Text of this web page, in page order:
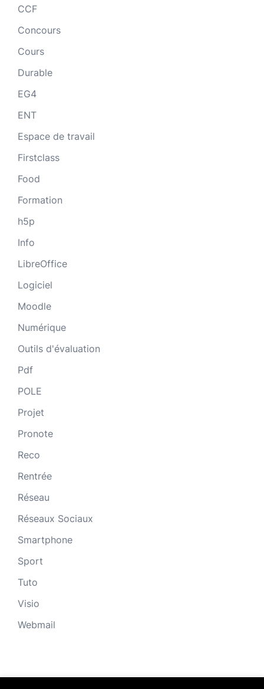
CCF
Concours
Cours
Durable
EG4
ENT
Espace de travail
Firstclass
Food
Formation
h5p
Info
LibreOffice
Logiciel
Moodle
Numérique
Outils d'évaluation
Pdf
POLE
Projet
Pronote
Reco
Rentrée
Réseau
Réseaux Sociaux
Smartphone
Sport
Tuto
Visio
Webmail